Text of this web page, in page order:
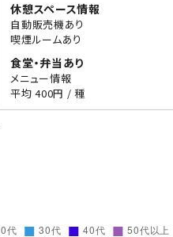
休憩スペース情報
自動販売機あり
喫煙ルームあり
食堂・弁当あり
メニュー情報
平均 400円 / 種